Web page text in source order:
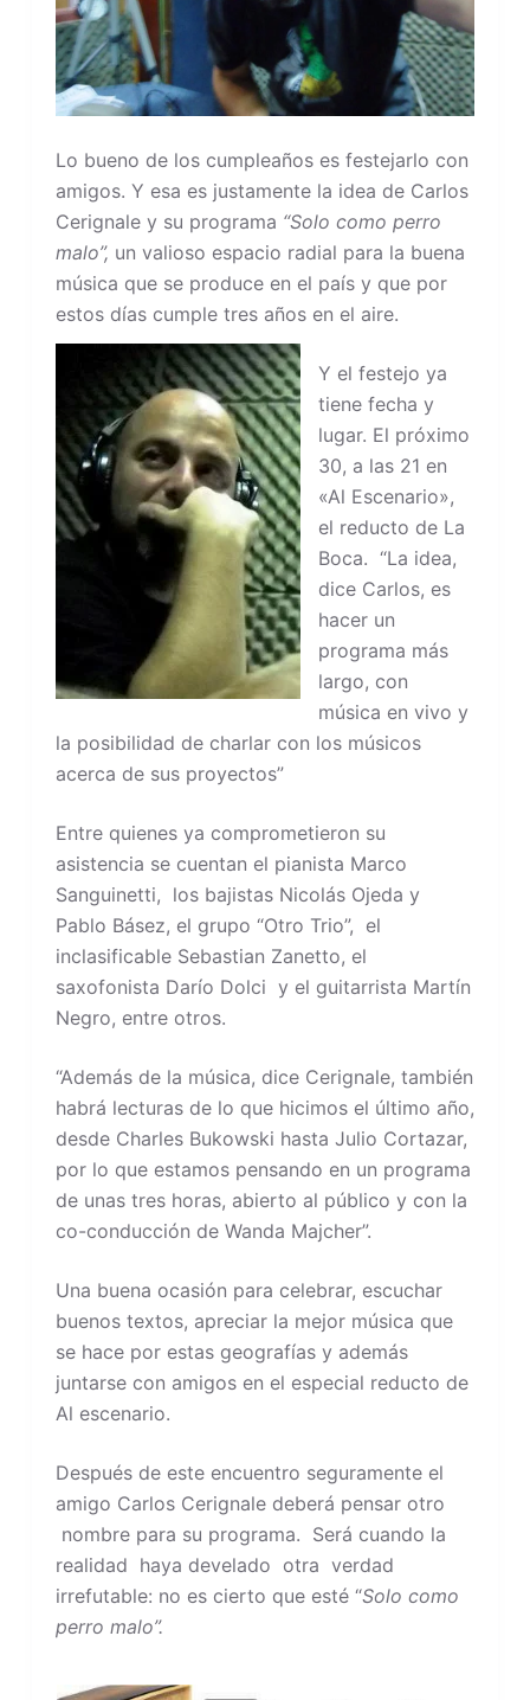
Lo bueno de los cumpleaños es festejarlo con
amigos. Y esa es justamente la idea de Carlos
Cerignale y su programa “Solo como perro
malo”, un valioso espacio radial para la buena
música que se produce en el país y que por
estos días cumple tres años en el aire.
Y el festejo ya
tiene fecha y
lugar. El próximo
30, a las 21 en
«Al Escenario»,
el reducto de La
Boca. “La idea,
dice Carlos, es
hacer un
programa más
largo, con
música en vivo y
la posibilidad de charlar con los músicos
acerca de sus proyectos”
Entre quienes ya comprometieron su
asistencia se cuentan el pianista Marco
Sanguinetti, los bajistas Nicolás Ojeda y
Pablo Básez, el grupo “Otro Trio”, el
inclasificable Sebastian Zanetto, el
saxofonista Darío Dolci y el guitarrista Martín
Negro, entre otros.
“Además de la música, dice Cerignale, también
habrá lecturas de lo que hicimos el último año,
desde Charles Bukowski hasta Julio Cortazar,
por lo que estamos pensando en un programa
de unas tres horas, abierto al público y con la
co-conducción de Wanda Majcher”.
Una buena ocasión para celebrar, escuchar
buenos textos, apreciar la mejor música que
se hace por estas geografías y además
juntarse con amigos en el especial reducto de
Al escenario.
Después de este encuentro seguramente el
amigo Carlos Cerignale deberá pensar otro
nombre para su programa. Será cuando la
realidad haya develado otra verdad
irrefutable: no es cierto que esté “Solo como
perro malo”.